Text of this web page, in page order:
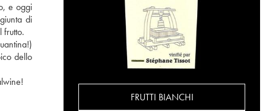
e oggi
di
frutto.
dello
FRUTTI BIANCHI